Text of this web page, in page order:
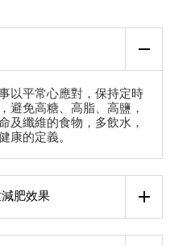
以平常心應對，保持定時
避免高糖、高脂、高鹽，
及纖維的食物，多飲水，
康的定義。
肥效果